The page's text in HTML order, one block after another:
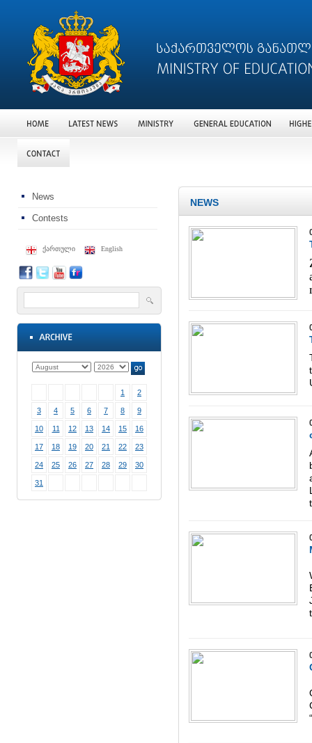
News
Contests
ქართული English
1 2
3 4 5 6 7 8 9
10 11 12 13 14 15 16
17 18 19 20 21 22 23
24 25 26 27 28 29 30
31
NEWS